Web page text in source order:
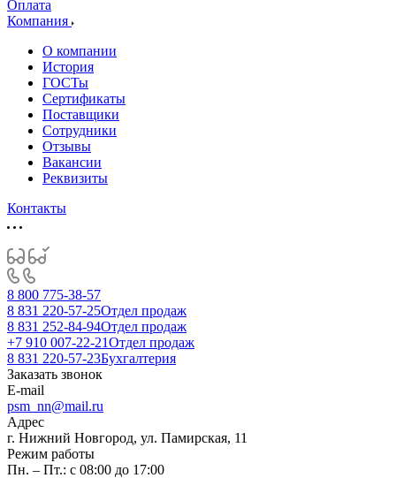
Оплата
Компания
О компании
История
ГОСТы
Сертификаты
Поставщики
Сотрудники
Отзывы
Вакансии
Реквизиты
Контакты
8 800 775-38-57
8 831 220-57-25Отдел продаж
8 831 252-84-94Отдел продаж
+7 910 007-22-21Отдел продаж
8 831 220-57-23Бухгалтерия
Заказать звонок
E-mail
psm_nn@mail.ru
Адрес
г. Нижний Новгород, ул. Памирская, 11
Режим работы
Пн. – Пт.: с 08:00 до 17:00